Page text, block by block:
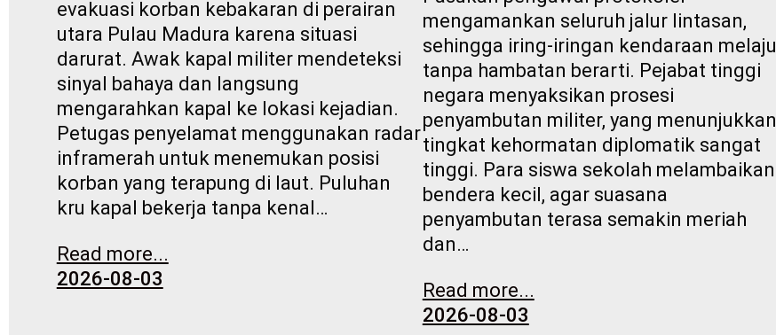
evakuasi korban kebakaran di perairan
utara Pulau Madura karena situasi
darurat. Awak kapal militer mendeteksi
sinyal bahaya dan langsung
mengarahkan kapal ke lokasi kejadian.
Petugas penyelamat menggunakan radar
inframerah untuk menemukan posisi
korban yang terapung di laut. Puluhan
kru kapal bekerja tanpa kenal…
Read more...
2026-08-03
mengamankan seluruh jalur lintasan,
sehingga iring-iringan kendaraan melaju
tanpa hambatan berarti. Pejabat tinggi
negara menyaksikan prosesi
penyambutan militer, yang menunjukkan
tingkat kehormatan diplomatik sangat
tinggi. Para siswa sekolah melambaikan
bendera kecil, agar suasana
penyambutan terasa semakin meriah
dan…
Read more...
2026-08-03